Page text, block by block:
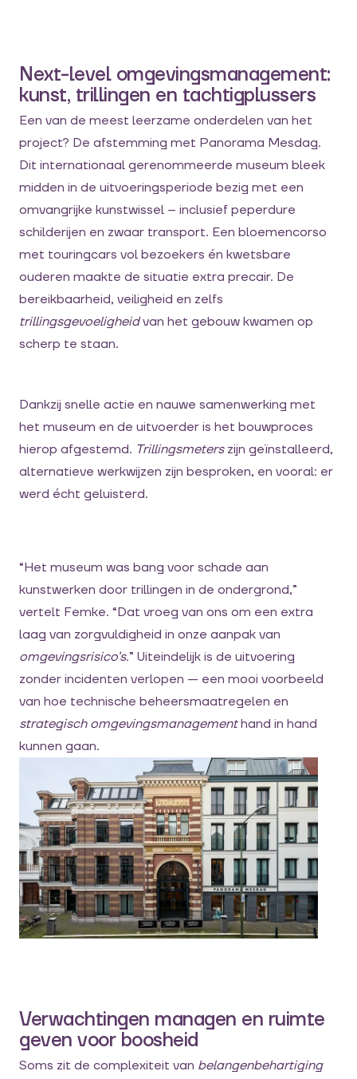
Next-level omgevingsmanagement:
kunst, trillingen en tachtigplussers
Een van de meest leerzame onderdelen van het
project? De afstemming met Panorama Mesdag.
Dit internationaal gerenommeerde museum bleek
midden in de uitvoeringsperiode bezig met een
omvangrijke kunstwissel – inclusief peperdure
schilderijen en zwaar transport. Een bloemencorso
met touringcars vol bezoekers én kwetsbare
ouderen maakte de situatie extra precair. De
bereikbaarheid, veiligheid en zelfs
trillingsgevoeligheidvan het gebouw kwamen op
scherp te staan.
Dankzij snelle actie en nauwe samenwerking met
het museum en de uitvoerder is het bouwproces
hierop afgestemd. Trillingsmeterszijn geïnstalleerd,
alternatieve werkwijzen zijn besproken, en vooral: er
werd écht geluisterd.
“Het museum was bang voor schade aan
kunstwerken door trillingen in de ondergrond,”
vertelt Femke. “Dat vroeg van ons om een extra
laag van zorgvuldigheid in onze aanpak van
omgevingsrisico’s.” Uiteindelijk is de uitvoering
zonder incidenten verlopen — een mooi voorbeeld
van hoe technische beheersmaatregelen en
strategisch omgevingsmanagementhand in hand
kunnen gaan.
Verwachtingen managen en ruimte
geven voor boosheid
Soms zit de complexiteit van belangenbehartiging